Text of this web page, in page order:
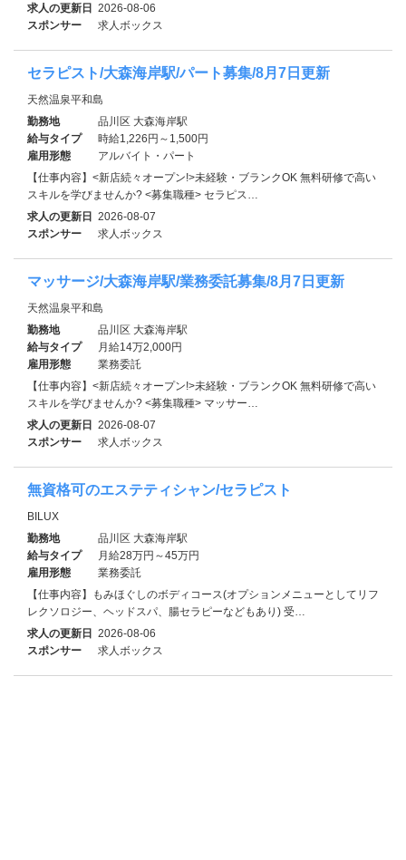
求人の更新日 2026-08-06
スポンサー
求人ボックス
セラピスト/大森海岸駅/パート募集/8月7日更新
天然温泉平和島
勤務地
品川区 大森海岸駅
給与タイプ
時給1,226円～1,500円
雇用形態
アルバイト・パート
【仕事内容】<新店続々オープン!>未経験・ブランクOK 無料研修で高い
スキルを学びませんか? <募集職種> セラピス…
求人の更新日 2026-08-07
スポンサー
求人ボックス
マッサージ/大森海岸駅/業務委託募集/8月7日更新
天然温泉平和島
勤務地
品川区 大森海岸駅
給与タイプ
月給14万2,000円
雇用形態
業務委託
【仕事内容】<新店続々オープン!>未経験・ブランクOK 無料研修で高い
スキルを学びませんか? <募集職種> マッサー…
求人の更新日 2026-08-07
スポンサー
求人ボックス
無資格可のエステティシャン/セラピスト
BILUX
勤務地
品川区 大森海岸駅
給与タイプ
月給28万円～45万円
雇用形態
業務委託
【仕事内容】もみほぐしのボディコース(オプションメニューとしてリフ
レクソロジー、ヘッドスパ、腸セラピーなどもあり) 受…
求人の更新日 2026-08-06
スポンサー
求人ボックス